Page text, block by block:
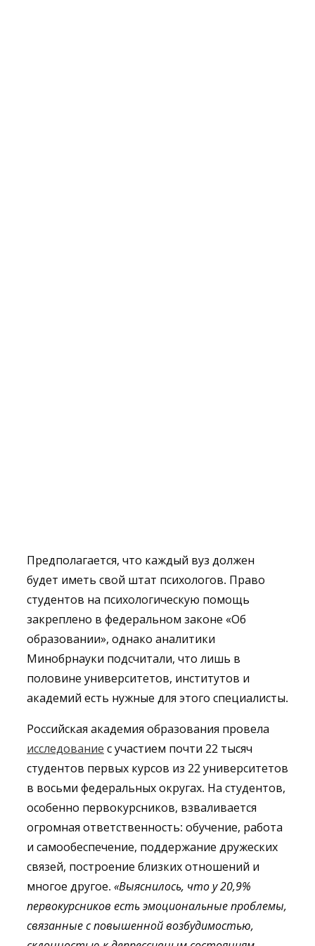
Предполагается, что каждый вуз должен
будет иметь свой штат психологов. Право
студентов на психологическую помощь
закреплено в федеральном законе «Об
образовании», однако аналитики
Минобрнауки подсчитали, что лишь в
половине университетов, институтов и
академий есть нужные для этого специалисты.
Российская академия образования провела
исследование с участием почти 22 тысяч
студентов первых курсов из 22 университетов
в восьми федеральных округах. На студентов,
особенно первокурсников, взваливается
огромная ответственность: обучение, работа
и самообеспечение, поддержание дружеских
связей, построение близких отношений и
многое другое. «Выяснилось, что у 20,9%
первокурсников есть эмоциональные проблемы,
связанные с повышенной возбудимостью,